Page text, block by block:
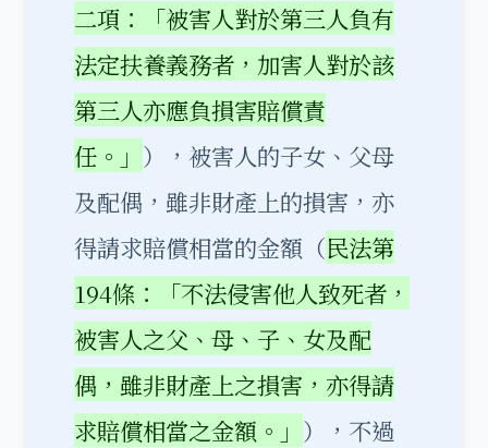
二項：「被害人對於第三人負有
法定扶養義務者，加害人對於該
第三人亦應負損害賠償責
任。」 ），被害人的子女、父母
及配偶，雖非財產上的損害，亦
得請求賠償相當的金額（民法第
194條：「不法侵害他人致死者，
被害人之父、母、子、女及配
偶，雖非財產上之損害，亦得請
求賠償相當之金額。」 ），不過